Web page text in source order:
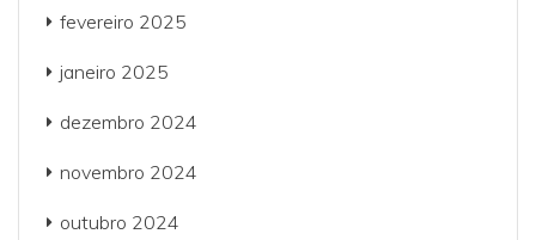
fevereiro 2025
janeiro 2025
dezembro 2024
novembro 2024
outubro 2024